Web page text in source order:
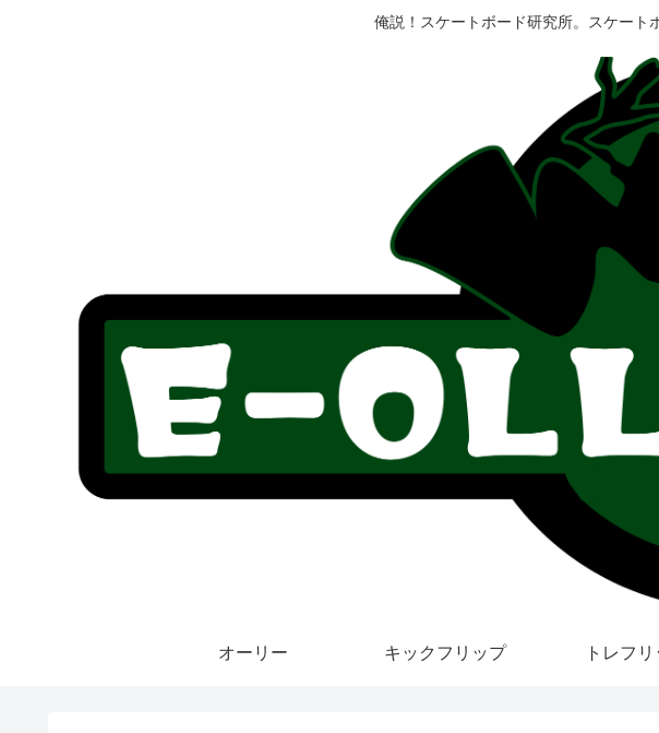
俺説！スケートボード研究所。スケート
オーリー キックフリップ トレフ